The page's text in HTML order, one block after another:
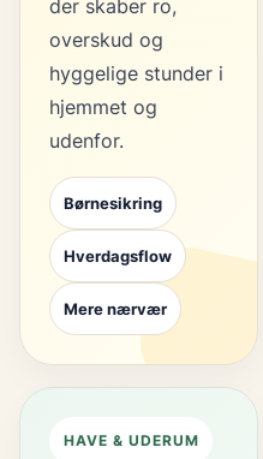
der skaber ro,
overskud og
hyggelige stunder i
hjemmet og
udenfor.
Børnesikring
Hverdagsflow
Mere nærvær
HAVE & UDERUM